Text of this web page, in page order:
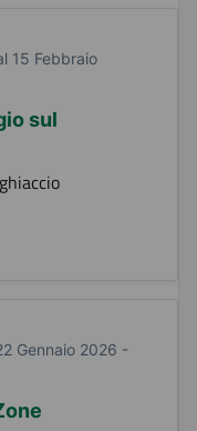
15 Febbraio
sul
Gennaio 2026 -